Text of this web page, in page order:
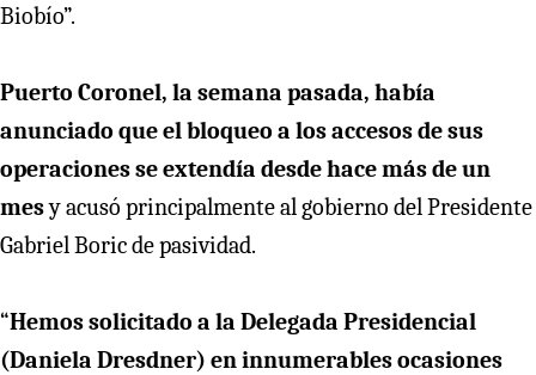
Biobío”.
Puerto Coronel, la semana pasada, había
anunciado que el bloqueo a los accesos de sus
operaciones se extendía desde hace más de un
mesy acusó principalmente al gobierno del Presidente
Gabriel Boric de pasividad.
“Hemos solicitado a la Delegada Presidencial
(Daniela Dresdner) en innumerables ocasiones